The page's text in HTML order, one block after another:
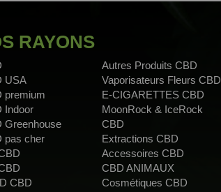
RAYONS
USA
premium
Indoor
Greenhouse
pas cher
CBD
Autres Produits CBD
Vaporisateurs Fleurs CBD
E-CIGARETTES CBD
MoonRock & IceRock
CBD
Extractions CBD
Accessoires CBD
CBD ANIMAUX
Cosmétiques CBD